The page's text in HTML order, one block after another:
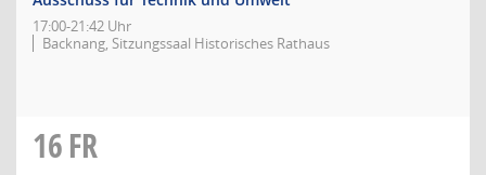
17:00-21:42 Uhr
Backnang, Sitzungssaal Historisches Rathaus
16FR